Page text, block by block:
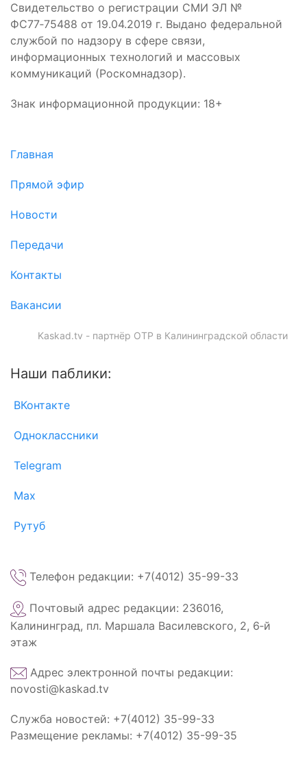
Свидетельство о регистрации СМИ ЭЛ №
ФС77‑75488 от 19.04.2019 г. Выдано федеральной
службой по надзору в сфере связи,
информационных технологий и массовых
коммуникаций (Роскомнадзор).
Знак информационной продукции: 18+
Главная
Прямой эфир
Новости
Передачи
Контакты
Вакансии
Kaskad.tv - партнёр ОТР в Калининградской области
Наши паблики:
ВКонтакте
Одноклассники
Telegram
Max
Рутуб
Телефон редакции: +7(4012) 35-99-33
Почтовый адрес редакции: 236016,
Калининград, пл. Маршала Василевского, 2, 6‑й
этаж
Адрес электронной почты редакции:
novosti@kaskad.tv
Служба новостей: +7(4012) 35-99-33
Размещение рекламы: +7(4012) 35-99-35